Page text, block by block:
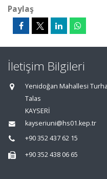
Paylaş
İletişim Bilgileri
Yenidoğan Mahallesi
Talas
KAYSERİ
kayseriuni@hs01.kep.tr
+90 352 437 62 15
+90 352 438 06 65